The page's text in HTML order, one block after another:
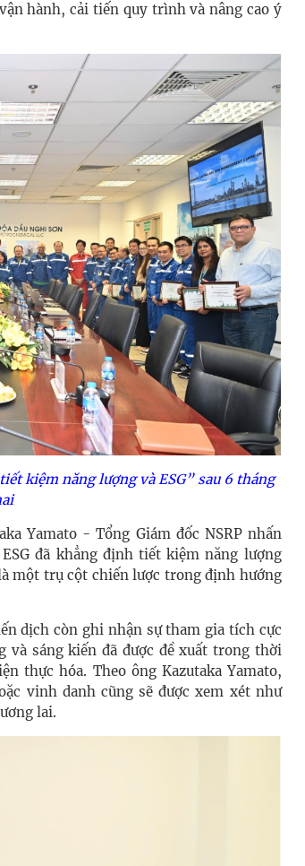
hành, cải tiến quy trình và nâng cao ý
kiệm năng lượng và ESG” sau 6 tháng
Yamato - Tổng Giám đốc NSRP nhấn
đã khẳng định tiết kiệm năng lượng
một trụ cột chiến lược trong định hướng
dịch còn ghi nhận sự tham gia tích cực
và sáng kiến đã được đề xuất trong thời
thực hóa. Theo ông Kazutaka Yamato,
vinh danh cũng sẽ được xem xét như
lai.